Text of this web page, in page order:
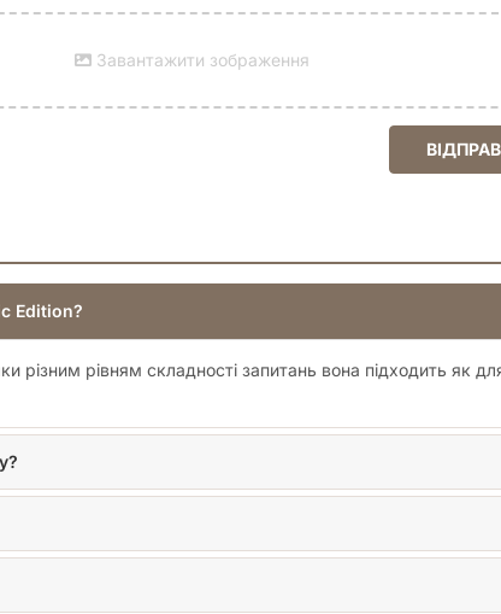
Завантажити зображення
Edition?
різним рівням складності запитань вона підходить як